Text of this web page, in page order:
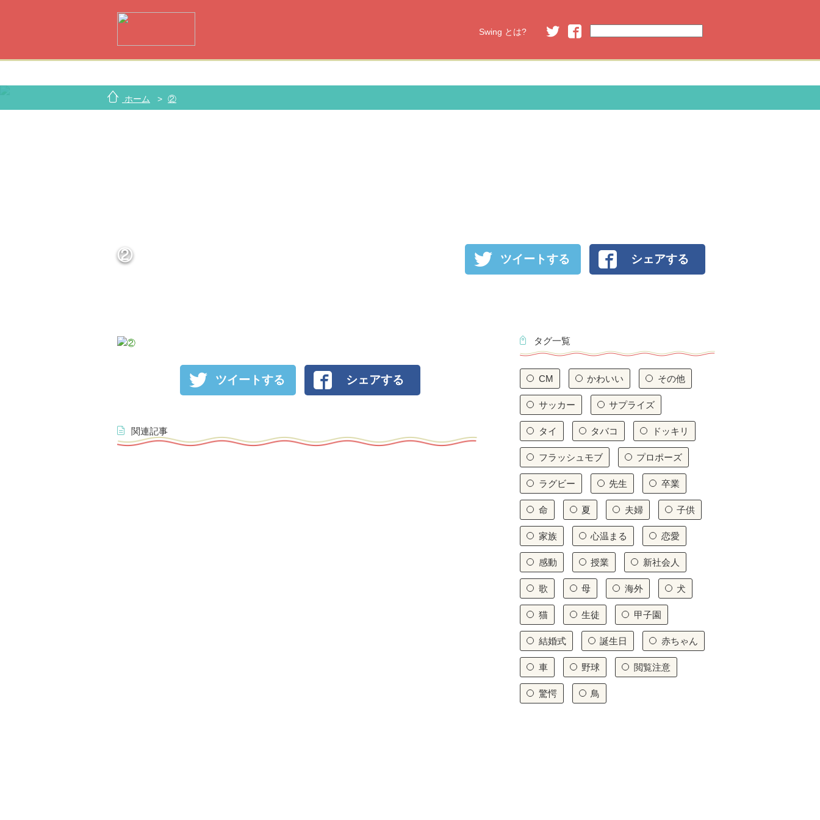
Swing とは?
ホーム ②
② ツイートする シェアする
ツイートする シェアする
関連記事
タグ一覧
CM かわいい その他
サッカー サプライズ
タイ タバコ ドッキリ
フラッシュモブ プロポーズ
ラグビー 先生 卒業
命 夏 夫婦 子供
家族 心温まる 恋愛
感動 授業 新社会人
歌 母 海外 犬
猫 生徒 甲子園
結婚式 誕生日 赤ちゃん
車 野球 閲覧注意
驚愕 鳥